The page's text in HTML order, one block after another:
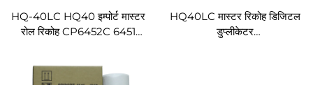
HQ-40LC HQ40 इम्पोर्ट मास्टर
रोल रिकोह CP6452C 6451
DX4545cp DX4544cp
DX4543cp DX4542cp
HQ40LC मास्टर रिकोह डिजिटल
डुप्लीकेटर